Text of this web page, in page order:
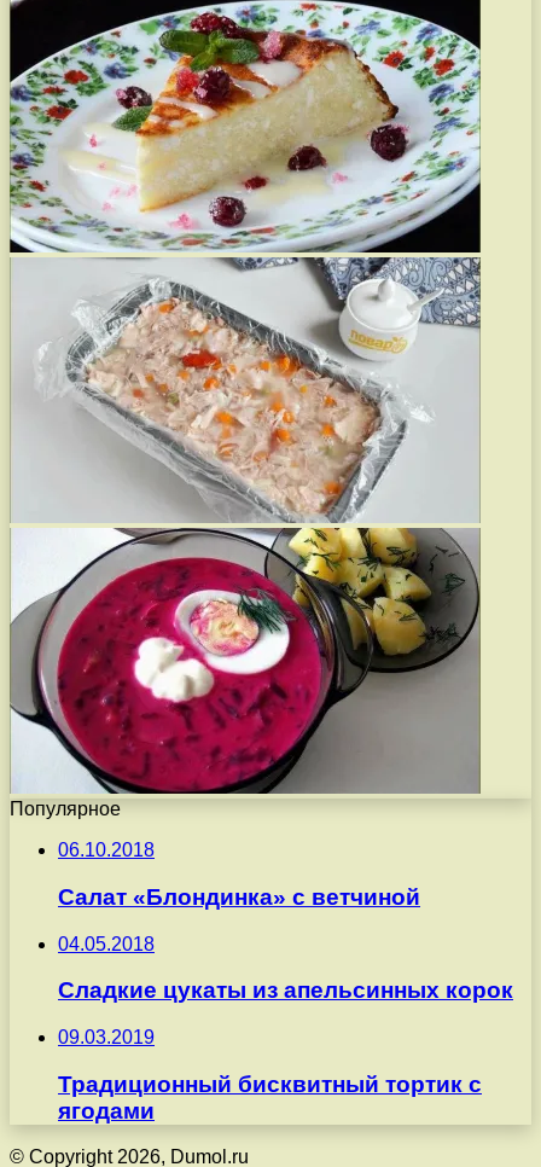
Популярное
06.10.2018
Салат «Блондинка» с ветчиной
04.05.2018
Сладкие цукаты из апельсинных корок
09.03.2019
Традиционный бисквитный тортик с
ягодами
© Copyright 2026, Dumol.ru